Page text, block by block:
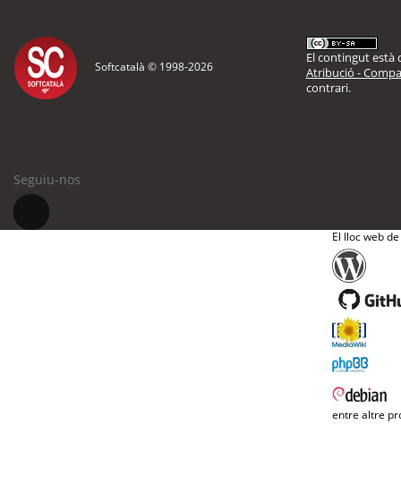
Softcatalà © 1998-2026
El contingut està
Atribució -
contrari.
Seguiu-nos
El lloc web
entre altre